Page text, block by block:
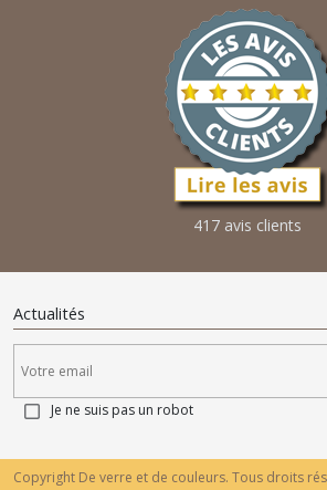
417 avis clients
Actualités
Je ne suis pas un robot
Copyright De verre et de couleurs. Tous droits